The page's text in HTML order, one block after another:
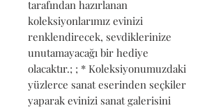
tarafından hazırlanan
koleksiyonlarımız evinizi
renklendirecek, sevdiklerinize
unutamayacağı bir hediye
olacaktır.; ; * Koleksiyonumuzdaki
yüzlerce sanat eserinden seçkiler
yaparak evinizi sanat galerisini